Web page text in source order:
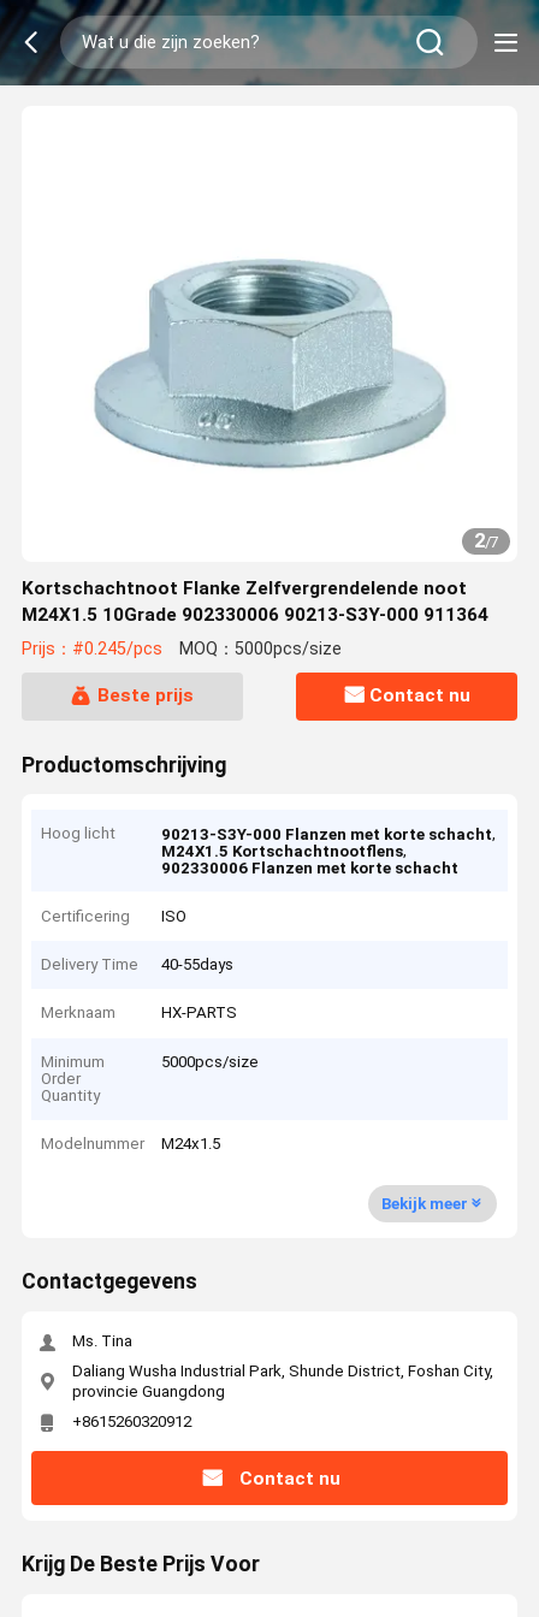
2/7
Kortschachtnoot Flanke Zelfvergrendelende noot
M24X1.5 10Grade 902330006 90213-S3Y-000 911364
Prijs：#0.245/pcs MOQ：5000pcs/size
Beste prijs Contact nu
Productomschrijving
Hoog licht 90213-S3Y-000 Flanzen met korte schacht,
M24X1.5 Kortschachtnootflens,
902330006 Flanzen met korte schacht
Certificering ISO
Delivery Time 40-55days
Merknaam HX-PARTS
Minimum
Order
Quantity
5000pcs/size
Modelnummer M24x1.5
Bekijk meer
Contactgegevens
Ms. Tina
Daliang Wusha Industrial Park, Shunde District, Foshan City,
provincie Guangdong
+8615260320912
Contact nu
Krijg De Beste Prijs Voor